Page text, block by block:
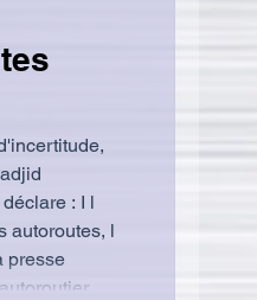
autoroutes, l
presse